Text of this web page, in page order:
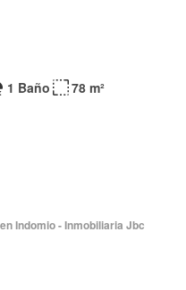
1 Baño 78 m²
Indomio - Inmobiliaria Jbc